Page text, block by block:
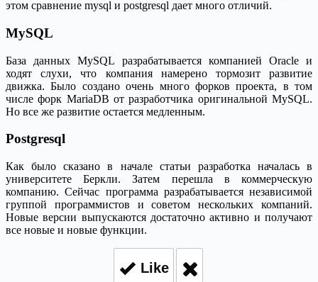
этом сравнение mysql и postgresql дает много отличий.
MySQL
База данных MySQL разрабатывается компанией Oracle и
ходят слухи, что компания намерено тормозит развитие
движка. Было создано очень много форков проекта, в том
числе форк MariaDB от разработчика оригинальной MySQL.
Но все же развитие остается медленным.
Postgresql
Как было сказано в начале статьи разработка началась в
университете Беркли. Затем перешла в коммерческую
компанию. Сейчас программа разрабатывается независимой
группой программистов и советом нескольких компаний.
Новые версии выпускаются достаточно активно и получают
все новые и новые функции.
Like